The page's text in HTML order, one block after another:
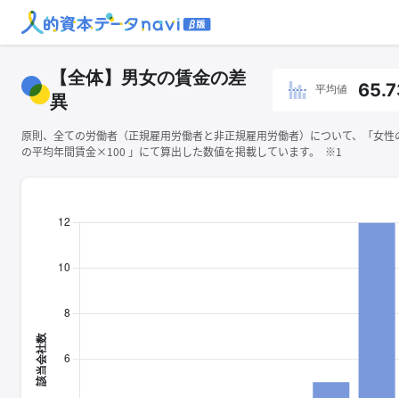
【全体】男女の賃金の差
異
平均値
原則、全ての労働者（正規雇用労働者と非正規雇用労働者）について、「女
の平均年間賃金×100 」にて算出した数値を掲載しています。 ※1